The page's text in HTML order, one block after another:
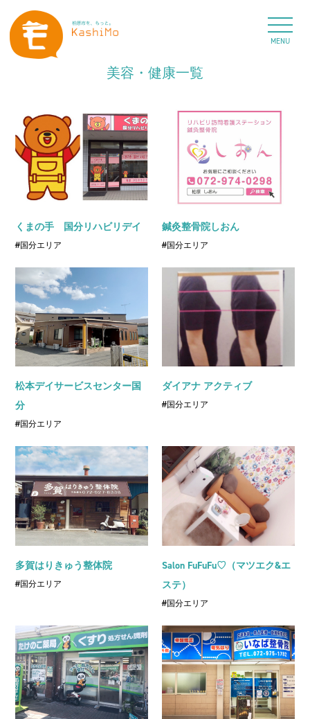
美容・健康一覧
くまの手 国分リハビリデイ
#国分エリア
鍼灸整骨院しおん
#国分エリア
松本デイサービスセンター国
分
#国分エリア
ダイアナ アクティブ
#国分エリア
多賀はりきゅう整体院
#国分エリア
Salon FuFuFu♡（マツエク&エ
ステ）
#国分エリア
MENU